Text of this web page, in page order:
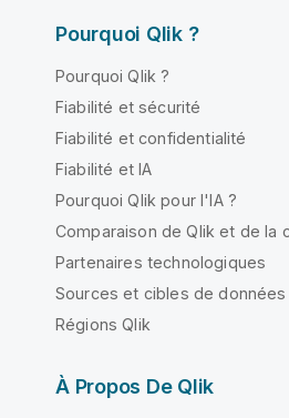
Pourquoi Qlik ?
Pourquoi Qlik ?
Fiabilité et sécurité
Fiabilité et confidentialité
Fiabilité et IA
Pourquoi Qlik pour l'IA ?
Comparaison de Qlik et de la
Partenaires technologiques
Sources et cibles de données
Régions Qlik
À Propos De Qlik